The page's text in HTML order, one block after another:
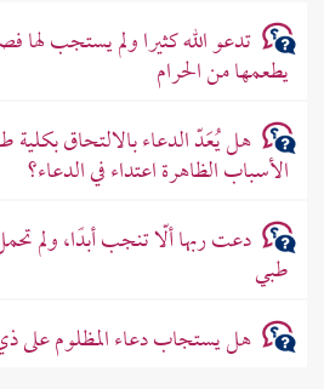
تدعو الله كثيرا ولم يستجب
يطعمها من الحرام
هل يُعَدّ الدعاء بالالتحاق
الأسباب الظاهرة اعتداء في الدعاء؟
دعت ربها ألّا تنجب أبدًا، ولم
طبي
هل يستجاب دعاء المظلوم على